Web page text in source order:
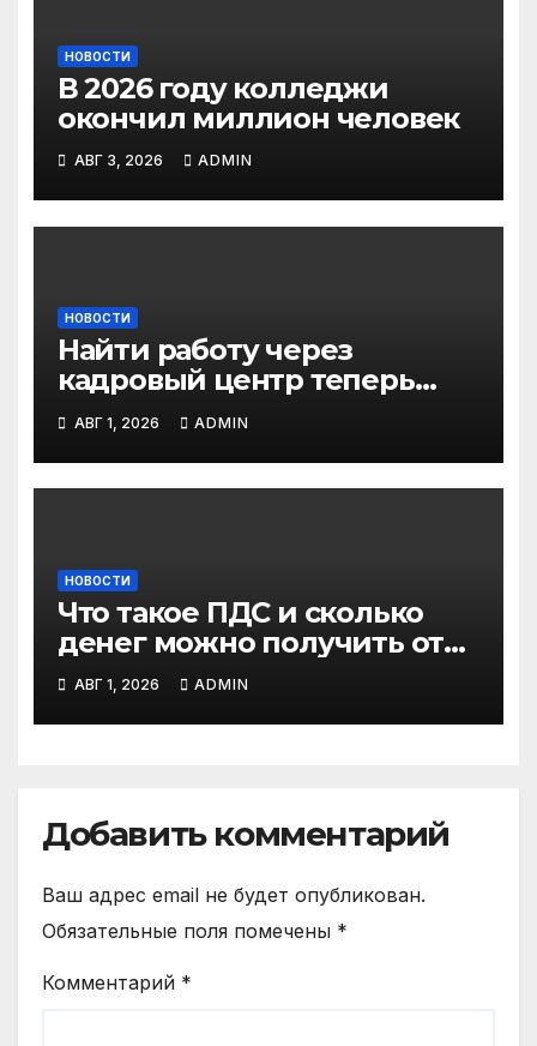
НОВОСТИ
В 2026 году колледжи
окончил миллион человек
АВГ 3, 2026 ADMIN
НОВОСТИ
Найти работу через
кадровый центр теперь
можно в два раза быстрее
АВГ 1, 2026 ADMIN
НОВОСТИ
Что такое ПДС и сколько
денег можно получить от
государства?
АВГ 1, 2026 ADMIN
Добавить комментарий
Ваш адрес email не будет опубликован.
Обязательные поля помечены *
Комментарий *